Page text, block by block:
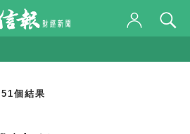
個結果